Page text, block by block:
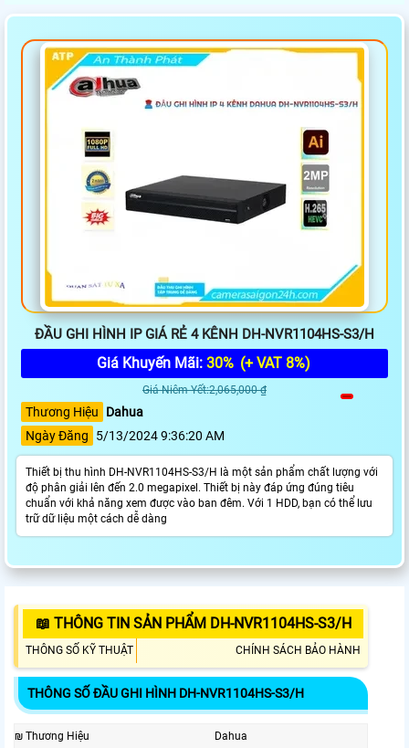
ĐẦU GHI HÌNH IP GIÁ RẺ 4 KÊNH DH-NVR1104HS-S3/H
Giá Khuyến Mãi: 30% (+ VAT 8%)
Giá Niêm Yết:2,065,000 ₫
Thương Hiệu
Dahua
Ngày Đăng
5/13/2024 9:36:20 AM
Thiết bị thu hình DH-NVR1104HS-S3/H là một sản phẩm chất lượng với
độ phân giải lên đến 2.0 megapixel. Thiết bị này đáp ứng đúng tiêu
chuẩn với khả năng xem được vào ban đêm. Với 1 HDD, bạn có thể lưu
trữ dữ liệu một cách dễ dàng
📖 THÔNG TIN SẢN PHẨM DH-NVR1104HS-S3/H
THÔNG SỐ KỸ THUẬT CHÍNH SÁCH BẢO HÀNH
THÔNG SỐ ĐẦU GHI HÌNH DH-NVR1104HS-S3/H
₪ Thương Hiệu
Dahua